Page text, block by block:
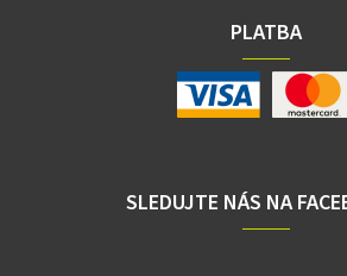
PLATBA
SLEDUJTE NÁS NA